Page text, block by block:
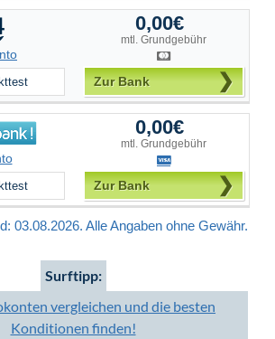
0,00€
mtl. Grundgebühr
Zur Bank
0,00€
mtl. Grundgebühr
Zur Bank
03.08.2026. Alle Angaben ohne Gewähr.
Surftipp:
vergleichen und die besten
Konditionen finden!